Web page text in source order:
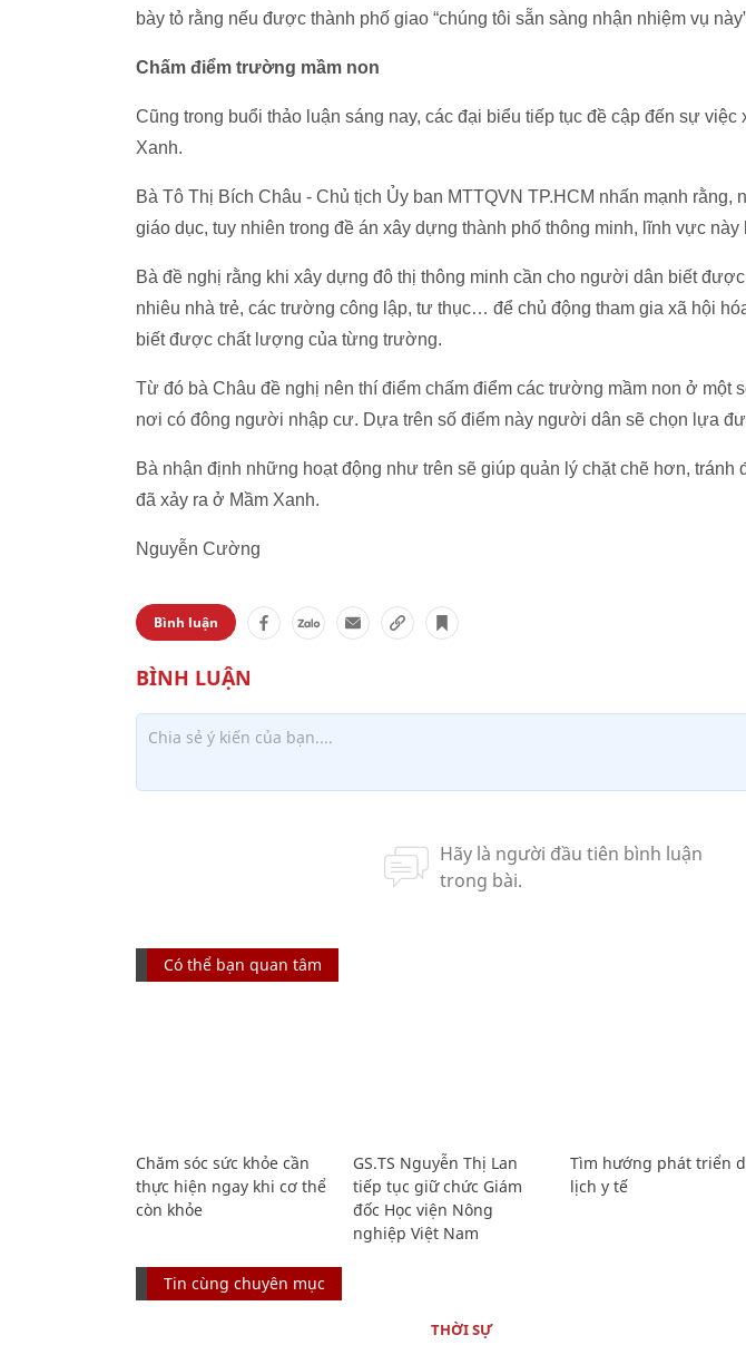
bày tỏ rằng nếu được thành phố giao “chúng tôi sẵn sàng nhận nhiệm vụ
Chấm điểm trường mầm non
Cũng trong buổi thảo luận sáng nay, các đại biểu tiếp tục đề cập đến sự
Xanh.
Bà Tô Thị Bích Châu - Chủ tịch Ủy ban MTTQVN TP.HCM nhấn mạnh rằng,
giáo dục, tuy nhiên trong đề án xây dựng thành phố thông minh, lĩnh vực
Bà đề nghị rằng khi xây dựng đô thị thông minh cần cho người dân biết
nhiêu nhà trẻ, các trường công lập, tư thục… để chủ động tham gia xã hội
biết được chất lượng của từng trường.
Từ đó bà Châu đề nghị nên thí điểm chấm điểm các trường mầm non ở một
nơi có đông người nhập cư. Dựa trên số điểm này người dân sẽ chọn lựa
Bà nhận định những hoạt động như trên sẽ giúp quản lý chặt chẽ hơn,
đã xảy ra ở Mầm Xanh.
Nguyễn Cường
Bình luận
Có thể bạn quan tâm
Chăm sóc sức khỏe cần
thực hiện ngay khi cơ thể
còn khỏe
GS.TS Nguyễn Thị Lan
tiếp tục giữ chức Giám
đốc Học viện Nông
nghiệp Việt Nam
Tìm hướng phát triển
lịch y tế
Tin cùng chuyên mục
THỜI SỰ